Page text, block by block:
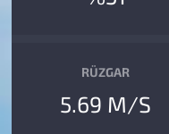
RÜZGAR
5.69 M/S